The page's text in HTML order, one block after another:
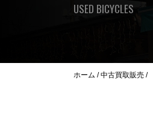
USED BICYCLES
ホーム /中古買取販売 /